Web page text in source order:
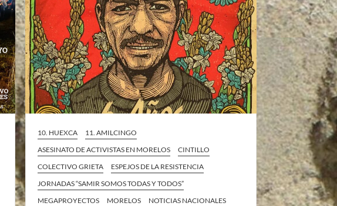
10. HUEXCA
11. AMILCINGO
ASESINATO DE ACTIVISTAS EN MORELOS
CINTILLO
COLECTIVO GRIETA
ESPEJOS DE LA RESISTENCIA
JORNADAS “SAMIR SOMOS TODAS Y TODOS”
MEGAPROYECTOS
MORELOS
NOTICIAS NACIONALES